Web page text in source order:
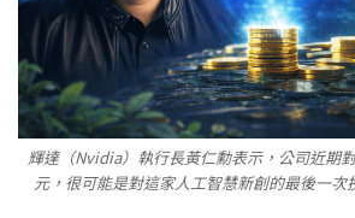
輝達（Nvidia）執行長黃仁勳表示，公司近期
元，很可能是對這家人工智慧新創的最後一次